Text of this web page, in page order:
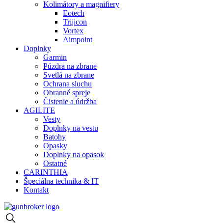
Kolimátory a magnifiery
Eotech
Trijicon
Vortex
Aimpoint
Doplnky
Garmin
Púzdra na zbrane
Svetlá na zbrane
Ochrana sluchu
Obranné spreje
Čistenie a údržba
AGILITE
Vesty
Doplnky na vestu
Batohy
Opasky
Doplnky na opasok
Ostatné
CARINTHIA
Špeciálna technika & IT
Kontakt